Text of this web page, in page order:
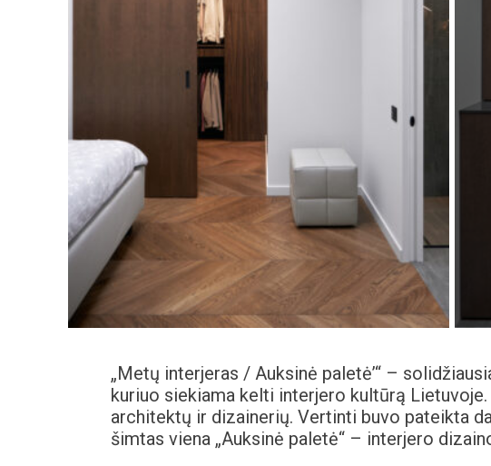
„Metų interjeras / Auksinė paletė’“ –
kuriuo siekiama kelti interjero kultūrą
architektų ir dizainerių. Vertinti buvo pateikta
šimtas viena „Auksinė paletė“ – interjero